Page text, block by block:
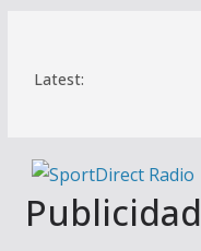
contenido
Latest:
Publicidad